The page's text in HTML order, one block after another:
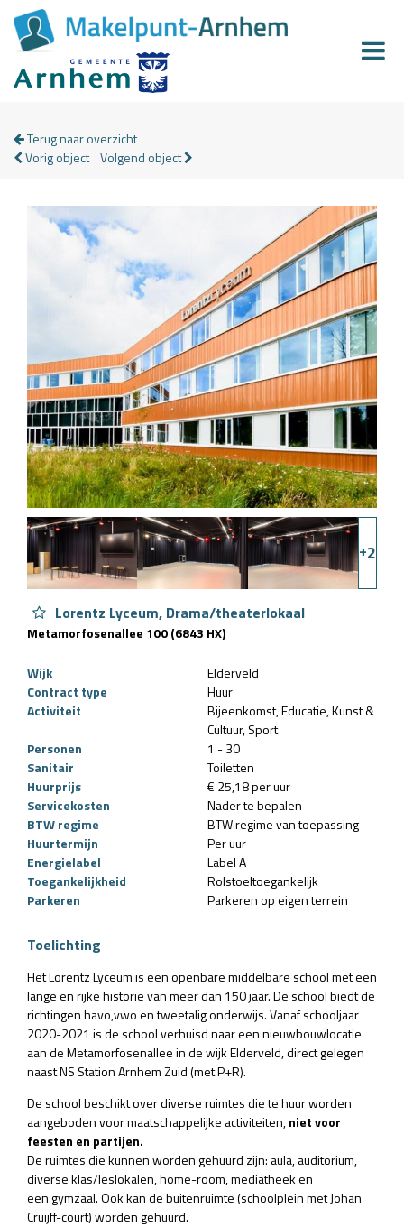
Terug naar overzicht
Vorig object Volgend object
+2
Lorentz Lyceum, Drama/theaterlokaal
Metamorfosenallee 100 (6843 HX)
Wijk
Elderveld
Contract type
Huur
Activiteit
Bijeenkomst Educatie Kunst &
Cultuur Sport
Personen
1 - 30
Sanitair
Toiletten
Huurprijs
€ 25,18 per uur
Servicekosten
Nader te bepalen
BTW regime
BTW regime van toepassing
Huurtermijn
Per uur
Energielabel
Label A
Toegankelijkheid
Rolstoeltoegankelijk
Parkeren
Parkeren op eigen terrein
Toelichting
Het Lorentz Lyceum is een openbare middelbare school met een
lange en rijke historie van meer dan 150 jaar. De school biedt de
richtingen havo,vwo en tweetalig onderwijs. Vanaf schooljaar
2020-2021 is de school verhuisd naar een nieuwbouwlocatie
aan de Metamorfosenallee in de wijk Elderveld, direct gelegen
naast NS Station Arnhem Zuid (met P+R).
De school beschikt over diverse ruimtes die te huur worden
aangeboden voor maatschappelijke activiteiten,niet voor
feesten en partijen.
De ruimtes die kunnen worden gehuurd zijn: aula, auditorium,
diverse klas/leslokalen, home-room, mediatheek en
een gymzaal. Ook kan de buitenruimte (schoolplein met Johan
Cruijff-court) worden gehuurd.